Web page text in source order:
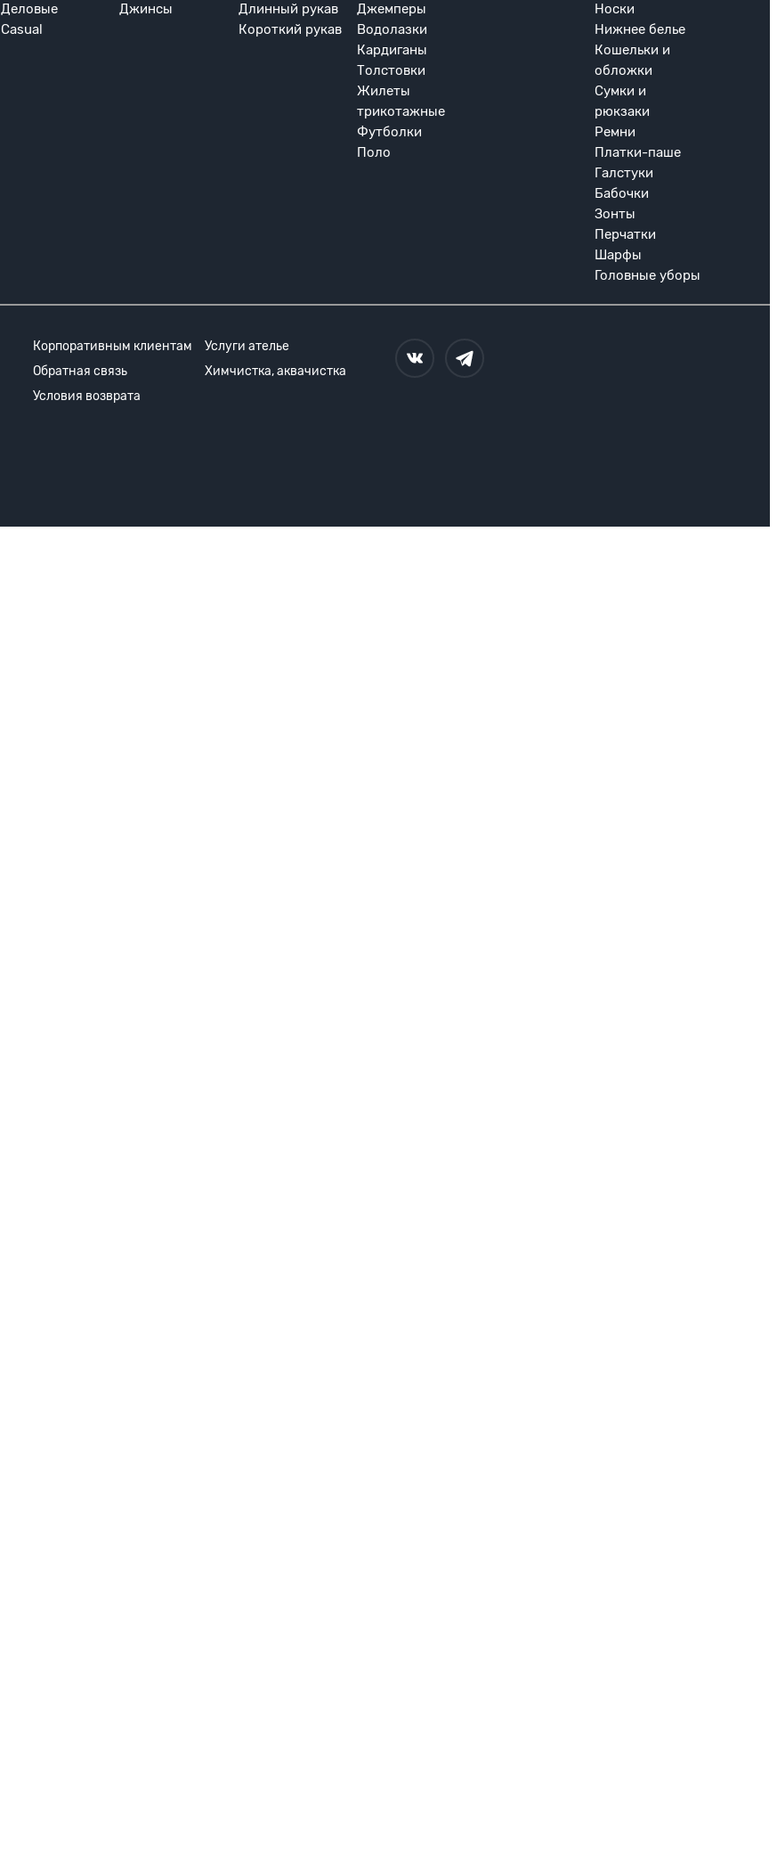
Деловые
Casual
Джинсы
Длинный рукав
Короткий рукав
Джемперы
Водолазки
Кардиганы
Толстовки
Жилеты
трикотажные
Футболки
Поло
Носки
Нижнее белье
Кошельки и
обложки
Сумки и
рюкзаки
Ремни
Платки-паше
Галстуки
Бабочки
Зонты
Перчатки
Шарфы
Головные уборы
Корпоративным клиентам
Услуги ателье
Обратная связь
Химчистка, аквачистка
Условия возврата